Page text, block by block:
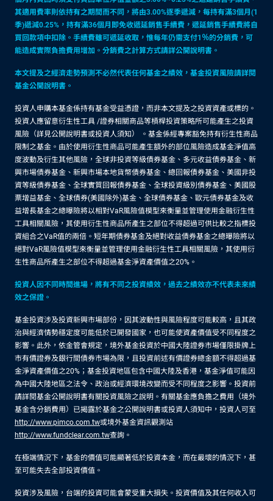
其適用費率則依持有之期間而不同，將由3.00%逐季遞減，每持有滿3個月(1
季)遞減0.25%，持有滿36個月即免收遞延銷售手續費，遞延銷售手續費將自
買回款項中扣除。手續費雖可遞延收取，惟每年仍需支付1％的分銷費，可
能造成實際負擔費用增加。分銷費之計算方式請詳公開說明書。
本文提及之經濟走勢預測不必然代表任何基金之績效，基金投資風險請詳閱
基金公開說明書。
投資人申購本基金係持有基金受益憑證，而非本文提及之投資資產或標的。
投資人應留意衍生性工具 /證券相關商品等槓桿投資策略所可能產生之投資
風險（詳見公開說明書或投資人須知） 。基金係經專案豁免持有衍生性商品
限制之基金。由於使用衍生性商品可能產生額外的部位風險造成基金淨值高
度波動及衍生其他風險，全球非投資等級債券基金、多元收益債券基金、新
興市場債券基金、新興市場本地貨幣債券基金、總回報債券基金、美國非投
資等級債券基金、全球實質回報債券基金、全球投資級別債券基金、美國股
票增益基金、全球債券(美國除外)基金、全球債券基金、歐元債券基金及收
益增長基金之總曝險將以相對VaR風險值模型來衡量並管理使用金融衍生性
工具相關風險，其使用衍生性商品所產生之部位不得超過可供比較之指標投
資組合之VaR值的兩倍。短年期債券基金及絕對收益債券基金之總曝險將以
絕對VaR風險值模型來衡量並管理使用金融衍生性工具相關風險，其使用衍
生性商品所產生之部位不得超過基金淨資產價值之20%。
投資人因不同時間進場，將有不同之投資績效，過去之績效亦不代表未來績
效之保證。
基金投資涉及投資新興市場部份，因其波動性與風險程度可能較高，且其政
治與經濟情勢穩定度可能低於已開發國家，也可能使資產價值受不同程度之
影響。此外，依金管會規定，境外基金投資於中國大陸證券市場僅限掛牌上
市有價證券及銀行間債券市場為限，且投資前述有價證券總金額不得超過基
金淨資產價值之20%；基金投資地區包含中國大陸及香港，基金淨值可能因
為中國大陸地區之法令、政治或經濟環境改變而受不同程度之影響。投資前
請詳閱基金公開說明書有關投資風險之說明。有關基金應負擔之費用（境外
基金含分銷費用）已揭露於基金之公開說明書或投資人須知中，投資人可至
http://www.pimco.com.tw或境外基金資訊觀測站
http://www.fundclear.com.tw查詢。
在極端情況下，基金的價值可能顯著低於投資本金，而在最壞的情況下，甚
至可能失去全部投資價值。
投資涉及風險，台端的投資可能會蒙受重大損失。投資價值及其任何收入可